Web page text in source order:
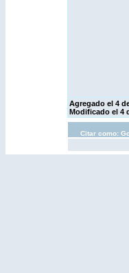
Agregado el 4
Modificado el 4
Citar como: